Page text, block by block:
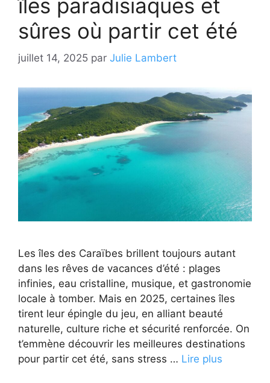
îles paradisiaques et
sûres où partir cet été
juillet 14, 2025 par Julie Lambert
Les îles des Caraïbes brillent toujours autant
dans les rêves de vacances d’été : plages
infinies, eau cristalline, musique, et gastronomie
locale à tomber. Mais en 2025, certaines îles
tirent leur épingle du jeu, en alliant beauté
naturelle, culture riche et sécurité renforcée. On
t’emmène découvrir les meilleures destinations
pour partir cet été, sans stress … Lire plus